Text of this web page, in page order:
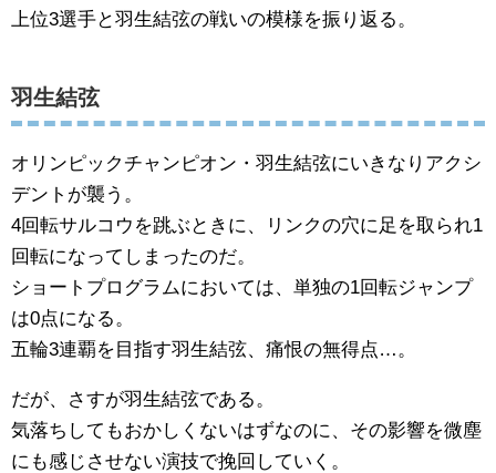
上位3選手と羽生結弦の戦いの模様を振り返る。
羽生結弦
オリンピックチャンピオン・羽生結弦にいきなりアクシ
デントが襲う。
4回転サルコウを跳ぶときに、リンクの穴に足を取られ1
回転になってしまったのだ。
ショートプログラムにおいては、単独の1回転ジャンプ
は0点になる。
五輪3連覇を目指す羽生結弦、痛恨の無得点…。
だが、さすが羽生結弦である。
気落ちしてもおかしくないはずなのに、その影響を微塵
にも感じさせない演技で挽回していく。